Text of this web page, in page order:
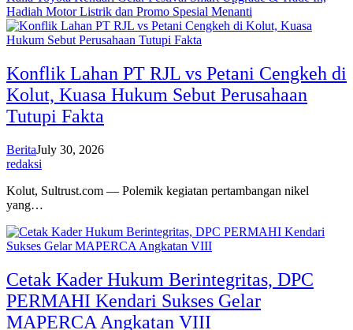
Hadiah Motor Listrik dan Promo Spesial Menanti
Konflik Lahan PT RJL vs Petani Cengkeh di
Kolut, Kuasa Hukum Sebut Perusahaan
Tutupi Fakta
BeritaJuly 30, 2026
redaksi
Kolut, Sultrust.com — Polemik kegiatan pertambangan nikel
yang…
Cetak Kader Hukum Berintegritas, DPC
PERMAHI Kendari Sukses Gelar
MAPERCA Angkatan VIII